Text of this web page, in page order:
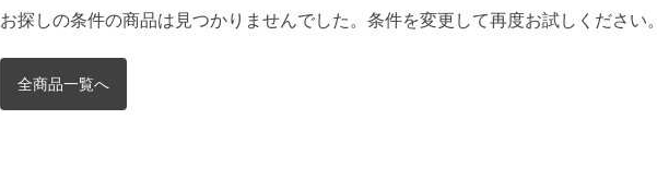
お探しの条件の商品は見つかりませんでした。条件を変更して再度お試しください。
全商品一覧へ